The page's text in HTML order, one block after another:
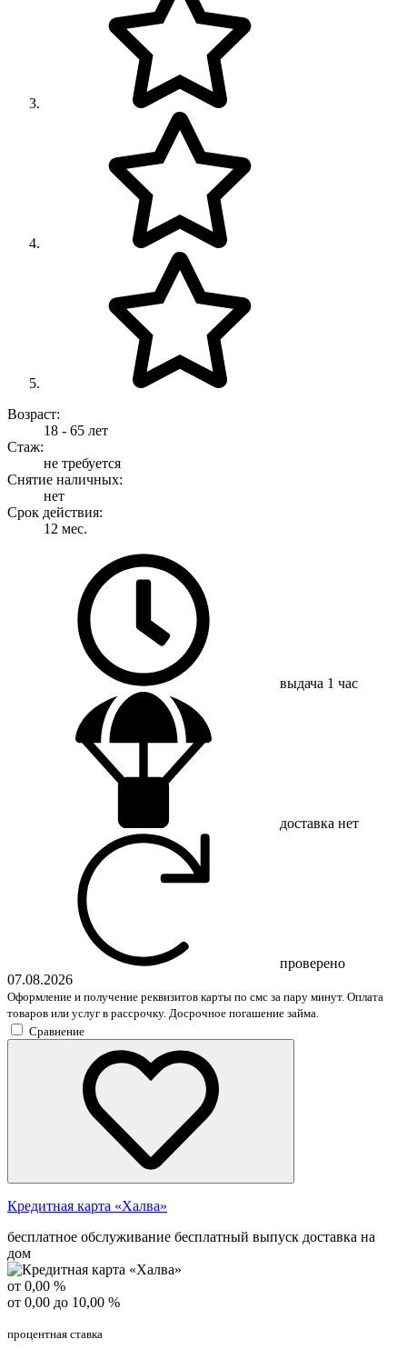
Возраст:
18 - 65 лет
Стаж:
не требуется
Снятие наличных:
нет
Срок действия:
12 мес.
выдача 1 час
доставка нет
проверено
07.08.2026
Оформление и получение реквизитов карты по смс за пару минут. Оплата
товаров или услуг в рассрочку. Досрочное погашение займа.
Сравнение
Кредитная карта «Халва»
бесплатное обслуживание бесплатный выпуск доставка на
дом
от 0,00 %
от 0,00 до 10,00 %
процентная ставка